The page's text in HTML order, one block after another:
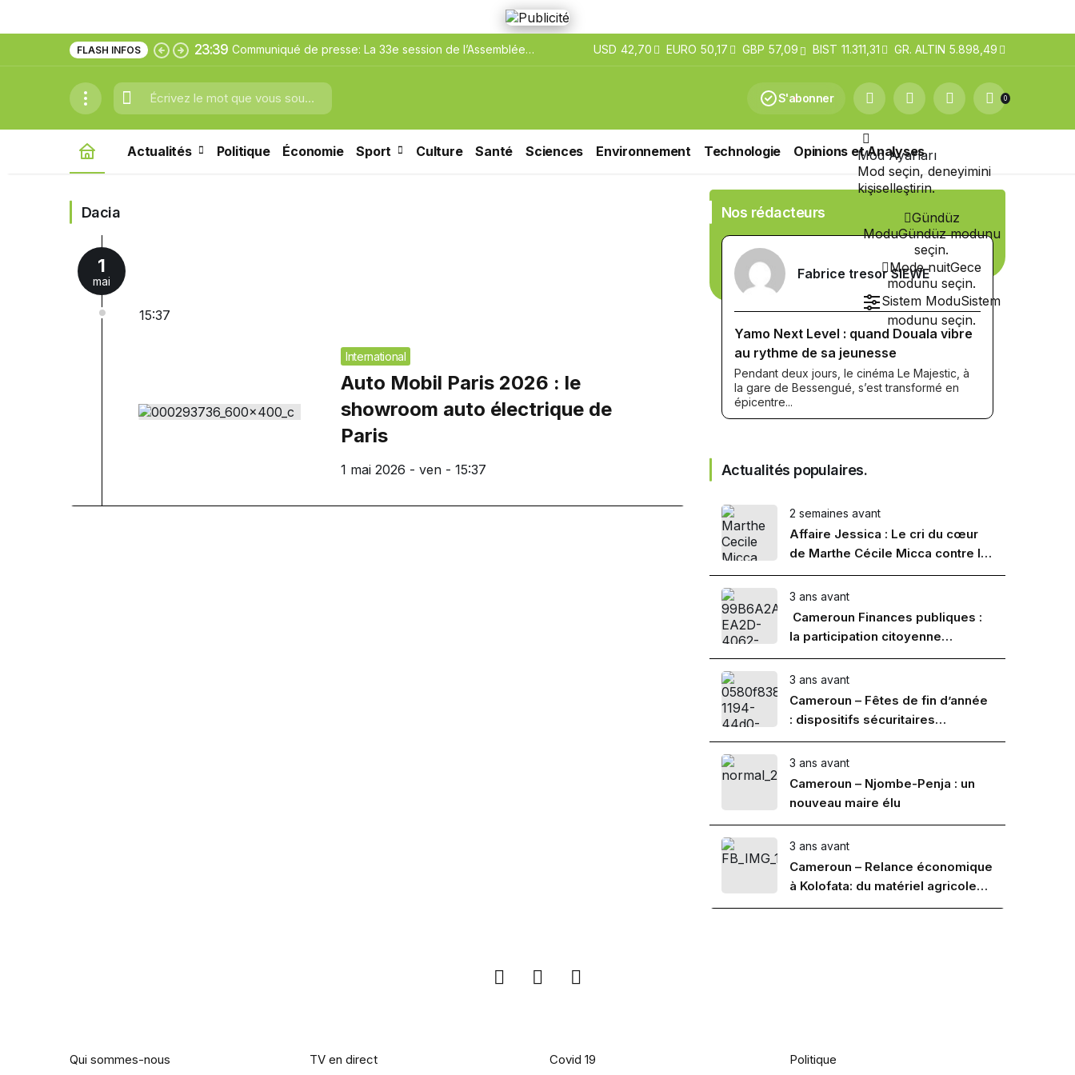
FLASH INFOS 23:39 Communiqué de presse: La 33e session de l’Assemblée
générale de l’ICCROM s’ouvre aujourd’hui à Rome
USD 42,70 EURO 50,17 GBP 57,09 BIST 11.311,31 GR. ALTIN 5.898,49
S'abonner 0
Actualités Politique Économie Sport Culture Santé Sciences Environnement Technologie Opinions et Analyses
Mod Ayarları
Mod seçin, deneyimini
kişiselleştirin.
Gündüz
ModuGündüz modunu
seçin.
Mode nuitGece
modunu seçin.
Sistem ModuSistem
modunu seçin.
Dacia
1
mai
15:37
International
Auto Mobil Paris 2026 : le
showroom auto électrique de
Paris
1 mai 2026 - ven - 15:37
Nos rédacteurs
Fabrice tresor SIEWE
Yamo Next Level : quand Douala vibre
au rythme de sa jeunesse
Pendant deux jours, le cinéma Le Majestic, à
la gare de Bessengué, s’est transformé en
épicentre...
Actualités populaires.
2 semaines avant
Affaire Jessica : Le cri du cœur
de Marthe Cécile Micca contre la
marchandisation de la femme
3 ans avant
Cameroun Finances publiques :
la participation citoyenne
renforcée
3 ans avant
Cameroun – Fêtes de fin d’année
: dispositifs sécuritaires
renforcés
3 ans avant
Cameroun – Njombe-Penja : un
nouveau maire élu
3 ans avant
Cameroun – Relance économique
à Kolofata: du matériel agricole
aux producteurs
Qui sommes-nous TV en direct Covid 19 Politique